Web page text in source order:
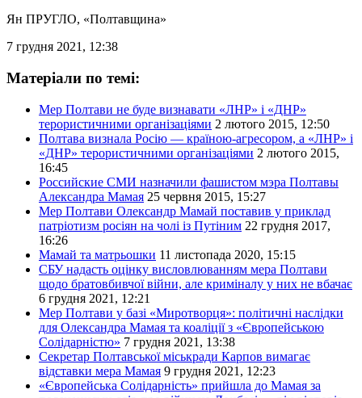
Ян ПРУГЛО, «Полтавщина»
7 грудня 2021, 12:38
Матеріали по темі:
Мер Полтави не буде визнавати «ЛНР» і «ДНР»
терористичними організаціями 2 лютого 2015, 12:50
Полтава визнала Росію — країною-агресором, а «ЛНР» і
«ДНР» терористичними організаціями 2 лютого 2015,
16:45
Российские СМИ назначили фашистом мэра Полтавы
Александра Мамая 25 червня 2015, 15:27
Мер Полтави Олександр Мамай поставив у приклад
патріотизм росіян на чолі із Путіним 22 грудня 2017,
16:26
Мамай та матрьошки 11 листопада 2020, 15:15
СБУ надасть оцінку висловлюванням мера Полтави
щодо братовбивчої війни, але криміналу у них не вбачає
6 грудня 2021, 12:21
Мер Полтави у базі «Миротворця»: політичні наслідки
для Олександра Мамая та коаліції з «Європейською
Солідарністю» 7 грудня 2021, 13:38
Секретар Полтавської міськради Карпов вимагає
відставки мера Мамая 9 грудня 2021, 12:23
«Європейська Солідарність» прийшла до Мамая за